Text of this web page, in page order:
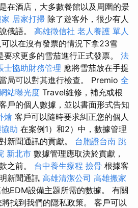
在酒店，大多數餐館以及周圍的景
居家打掃 除了遊客外，很少有人
俄語。 高雄徵信社 老人養護 單人
以在沒有發票的情況下拿23雪
要求更多的雪茄進行正式發票。 法
士協助財務管理 應將雪茄放在手提
局可以對其進行檢查。 Premio 全
站曝光度 Travel維修，補充或根
戶的個人數據，並以書面形式告知
燴 客戶可以隨時要求糾正您的個人
助 在案例1）和2）中，數據管理
新聞通訊的貢獻。 台胞證台南 跳
新北市 數據管理應取決於貢獻，
之前。 台中養生療程 撿骨 根據客
新聞通訊 高雄清潔公司 高雄搬家
EDM設備主題所需的數據。 有關
找到我們的隱私政策。 客戶可以